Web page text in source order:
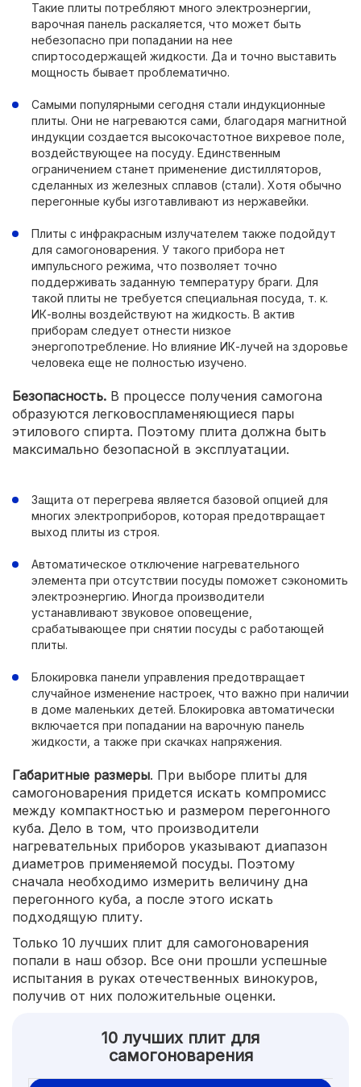
Такие плиты потребляют много электроэнергии,
варочная панель раскаляется, что может быть
небезопасно при попадании на нее
спиртосодержащей жидкости. Да и точно выставить
мощность бывает проблематично.
Самыми популярными сегодня стали индукционные
плиты. Они не нагреваются сами, благодаря магнитной
индукции создается высокочастотное вихревое поле,
воздействующее на посуду. Единственным
ограничением станет применение дистилляторов,
сделанных из железных сплавов (стали). Хотя обычно
перегонные кубы изготавливают из нержавейки.
Плиты с инфракрасным излучателем также подойдут
для самогоноварения. У такого прибора нет
импульсного режима, что позволяет точно
поддерживать заданную температуру браги. Для
такой плиты не требуется специальная посуда, т. к.
ИК-волны воздействуют на жидкость. В актив
приборам следует отнести низкое
энергопотребление. Но влияние ИК-лучей на здоровье
человека еще не полностью изучено.
Безопасность. В процессе получения самогона
образуются легковоспламеняющиеся пары
этилового спирта. Поэтому плита должна быть
максимально безопасной в эксплуатации.
Защита от перегрева является базовой опцией для
многих электроприборов, которая предотвращает
выход плиты из строя.
Автоматическое отключение нагревательного
элемента при отсутствии посуды поможет сэкономить
электроэнергию. Иногда производители
устанавливают звуковое оповещение,
срабатывающее при снятии посуды с работающей
плиты.
Блокировка панели управления предотвращает
случайное изменение настроек, что важно при наличии
в доме маленьких детей. Блокировка автоматически
включается при попадании на варочную панель
жидкости, а также при скачках напряжения.
Габаритные размеры. При выборе плиты для
самогоноварения придется искать компромисс
между компактностью и размером перегонного
куба. Дело в том, что производители
нагревательных приборов указывают диапазон
диаметров применяемой посуды. Поэтому
сначала необходимо измерить величину дна
перегонного куба, а после этого искать
подходящую плиту.
Только 10 лучших плит для самогоноварения
попали в наш обзор. Все они прошли успешные
испытания в руках отечественных винокуров,
получив от них положительные оценки.
10 лучших плит для
самогоноварения